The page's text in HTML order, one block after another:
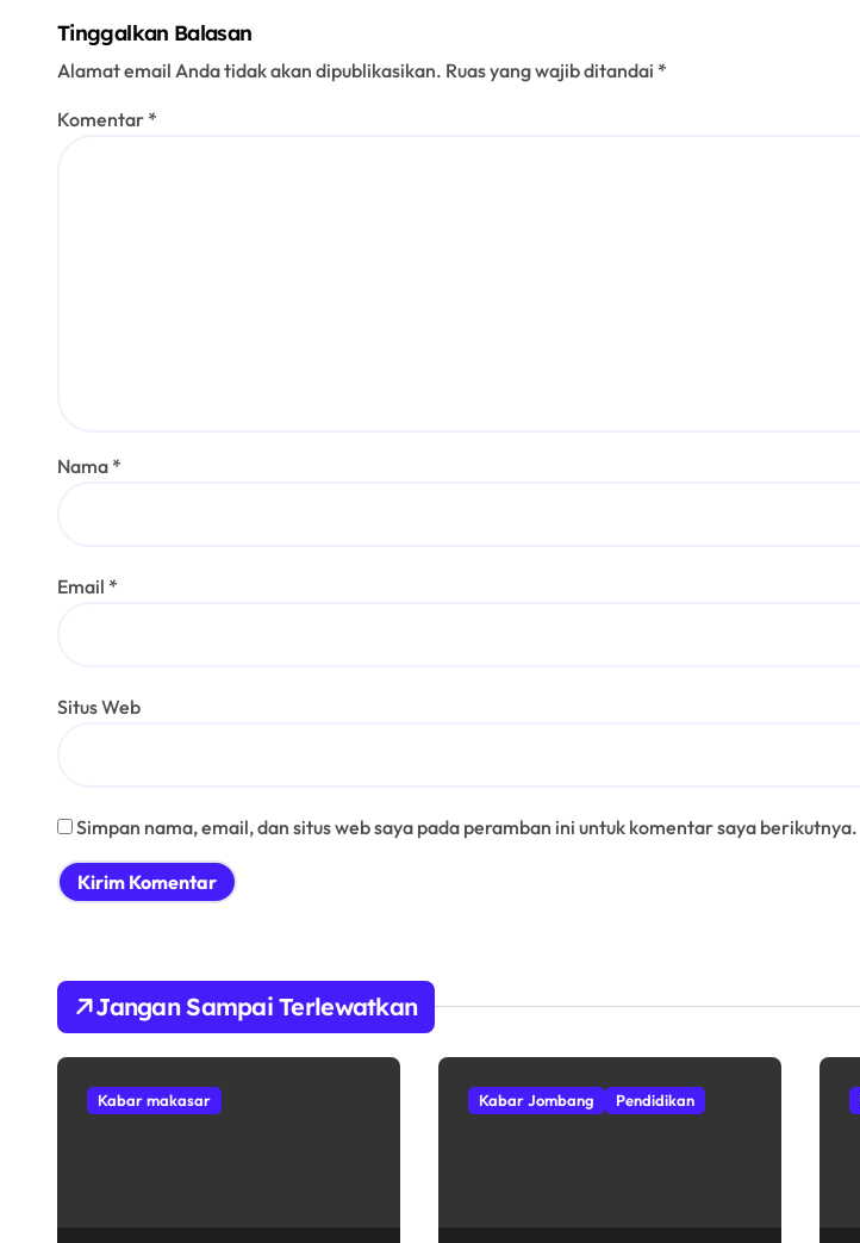
Tinggalkan Balasan
Alamat email Anda tidak akan dipublikasikan. Ruas yang wajib ditandai *
Komentar *
Nama *
Email *
Situs Web
Simpan nama, email, dan situs web saya pada peramban ini untuk komentar saya berikutnya.
Jangan Sampai Terlewatkan
Kabar makasar Kabar Jombang Pendidikan